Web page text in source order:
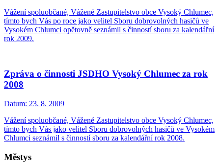
Vážení spoluobčané, Vážené Zastupitelstvo obce Vysoký Chlumec,
tímto bych Vás po roce jako velitel Sboru dobrovolných hasičů ve
Vysokém Chlumci opětovně seznámil s činností sboru za kalendářní
rok 2009.
Zpráva o činnosti JSDHO Vysoký Chlumec za rok
2008
Datum: 23. 8. 2009
Vážení spoluobčané, Vážené Zastupitelstvo obce Vysoký Chlumec,
tímto bych Vás jako velitel Sboru dobrovolných hasičů ve Vysokém
Chlumci seznámil s činností sboru za kalendářní rok 2008.
Městys